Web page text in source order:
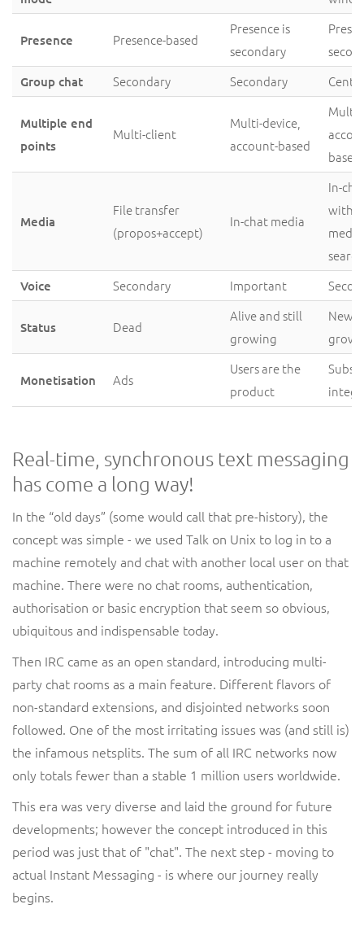
Presence Presence-based
Presence is
secondary
Group chat Secondary Secondary
Multiple end
points
Multi-client
Multi-device,
account-based
Multi-
based
Media
File transfer
(propos+accept)
In-chat media
In-
with
search
Voice Secondary Important
Status Dead
Alive and still
growing
New
Monetisation Ads
Users are the
product
Real-time, synchronous text messaging
has come a long way!
In the “old days” (some would call that pre-history), the
concept was simple - we used Talk on Unix to log in to a
machine remotely and chat with another local user on that
machine. There were no chat rooms, authentication,
authorisation or basic encryption that seem so obvious,
ubiquitous and indispensable today.
Then IRC came as an open standard, introducing multi-
party chat rooms as a main feature. Different flavors of
non-standard extensions, and disjointed networks soon
followed. One of the most irritating issues was (and still is)
the infamous netsplits. The sum of all IRC networks now
only totals fewer than a stable 1 million users worldwide.
This era was very diverse and laid the ground for future
developments; however the concept introduced in this
period was just that of "chat". The next step - moving to
actual Instant Messaging - is where our journey really
begins.